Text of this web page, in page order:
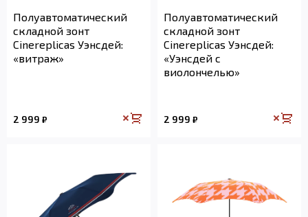
Полуавтоматический
складной зонт
Cinereplicas Уэнсдей:
«витраж»
2 999 ₽
Полуавтоматический
складной зонт
Cinereplicas Уэнсдей:
«Уэнсдей с
виолончелью»
2 999 ₽